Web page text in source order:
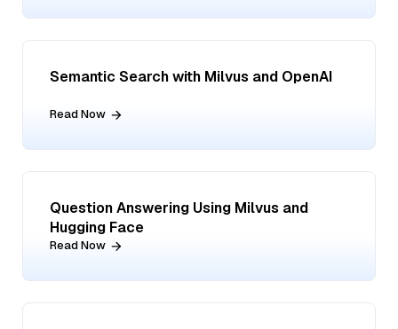
Semantic Search with Milvus and OpenAI
Read Now
Question Answering Using Milvus and
Hugging Face
Read Now